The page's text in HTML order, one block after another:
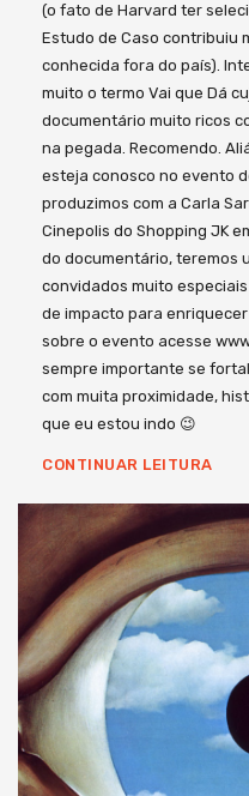
(o fato de Harvard ter
Estudo de Caso contribuiu
conhecida fora do país).
muito o termo Vai que Dá
documentário muito ricos
na pegada. Recomendo.
esteja conosco no evento
produzimos com a Carla
Cinepolis do Shopping JK
do documentário, teremos
convidados muito
de impacto para
sobre o evento acesse
sempre importante se
com muita proximidade,
que eu estou indo 😉
CONTINUAR LEITURA